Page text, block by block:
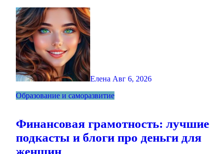
Елена Авг 6, 2026
Образование и саморазвитие
Финансовая грамотность: лучшие
подкасты и блоги про деньги для
женщин